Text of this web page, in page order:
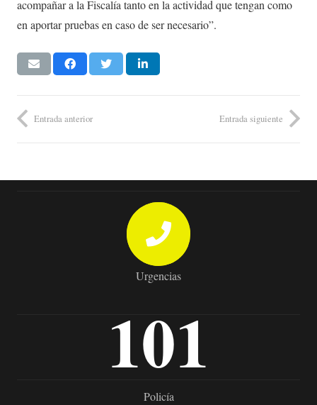
acompañar a la Fiscalía tanto en la actividad que tengan como
en aportar pruebas en caso de ser necesario”.
Entrada anterior Entrada siguiente
Urgencias
101
Policía